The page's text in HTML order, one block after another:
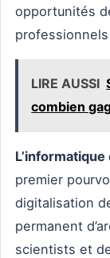
opportunités
LIRE AUSSI
combien
premier
digitalisation
permanent
scientists et